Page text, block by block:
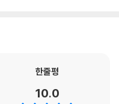
한줄평
10.0